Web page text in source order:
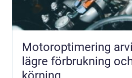
Motoroptimering arvika mer
lägre förbrukning